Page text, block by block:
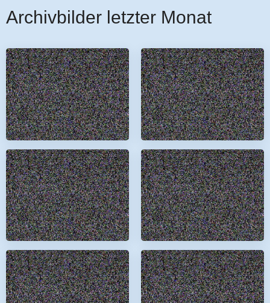
Archivbilder letzter Monat